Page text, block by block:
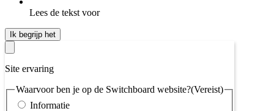
Lees de tekst voor
Ik begrijp het
Site ervaring
Waarvoor ben je op de Switchboard website?(Vereist)
Informatie